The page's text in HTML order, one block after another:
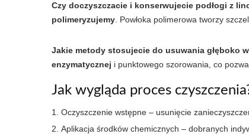
Czy doczyszczacie i konserwujecie podłogi z
polimeryzujemy . Powłoka polimerowa tworzy
Jakie metody stosujecie do usuwania głęboko
enzymatycznej i punktowego szorowania, co
Jak wygląda proces
Oczyszczenie wstępne – usunięcie
Aplikacja środków chemicznych – dobranych